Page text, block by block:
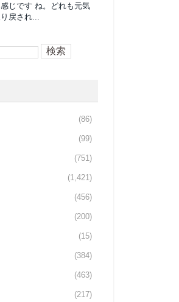
じです ね。どれも元気
戻され...
(86)
(99)
(751)
(1,421)
(456)
(200)
(15)
(384)
(463)
(217)